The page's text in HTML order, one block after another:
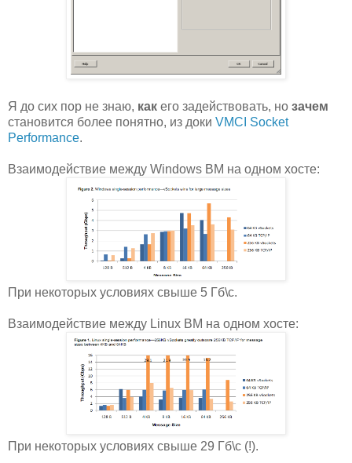
Я до сих пор не знаю, как его задействовать, но зачем
становится более понятно, из доки VMCI Socket
Performance.
Взаимодействие между Windows ВМ на одном хосте:
При некоторых условиях свыше 5 Гб\с.
Взаимодействие между Linux ВМ на одном хосте:
При некоторых условиях свыше 29 Гб\с (!).